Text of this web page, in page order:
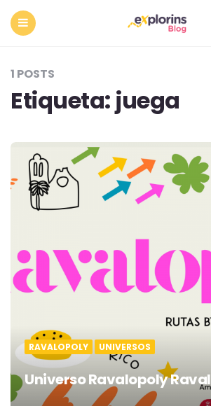
1 POSTS
Etiqueta: juega
RAVALOPOLY UNIVERSOS
Universo Ravalopoly Raval